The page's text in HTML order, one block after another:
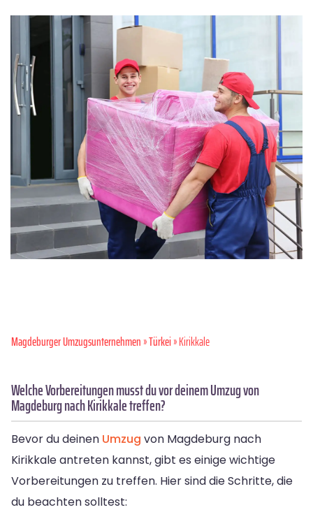
Magdeburger Umzugsunternehmen»Türkei» Kirikkale
Welche Vorbereitungen musst du vor deinem Umzug von
Magdeburg nach Kirikkale treffen?
Bevor du deinen Umzug von Magdeburg nach
Kirikkale antreten kannst, gibt es einige wichtige
Vorbereitungen zu treffen. Hier sind die Schritte, die
du beachten solltest: